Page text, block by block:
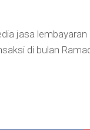
jasa
di bulan